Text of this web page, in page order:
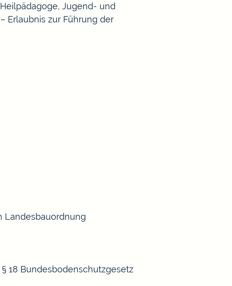
Jugend- und
Erlaubnis zur Führung der
Landesbauordnung
18 Bundesbodenschutzgesetz